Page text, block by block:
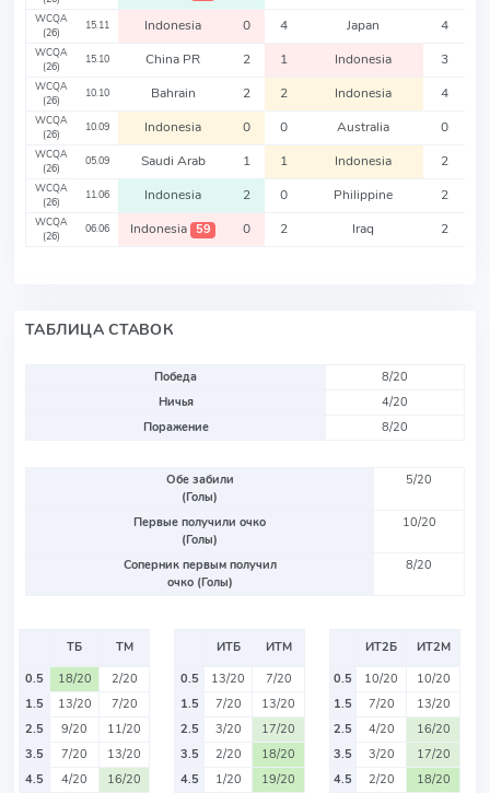
WCQA
(26)
15.11 Indonesia 0 4 Japan 4
WCQA
(26)
15.10 China PR 2 1 Indonesia 3
WCQA
(26)
10.10 Bahrain 2 2 Indonesia 4
WCQA
(26)
10.09 Indonesia 0 0 Australia 0
WCQA
(26)
05.09 Saudi Arab 1 1 Indonesia 2
WCQA
(26)
11.06 Indonesia 2 0 Philippine 2
WCQA
(26)
06.06 Indonesia 59 0 2 Iraq 2
ТАБЛИЦА СТАВОК
Победа
8/20
Ничья
4/20
Поражение
8/20
Обе забили
(Голы)
5/20
Первые получили очко
(Голы)
10/20
Соперник первым получил
очко (Голы)
8/20
ТБ
ТМ
0.5
18/20
2/20
1.5
13/20
7/20
2.5
9/20
11/20
3.5
7/20
13/20
4.5
4/20
16/20
ИТБ
ИТМ
0.5
13/20
7/20
1.5
7/20
13/20
2.5
3/20
17/20
3.5
2/20
18/20
4.5
1/20
19/20
ИТ2Б
ИТ2М
0.5
10/20
10/20
1.5
7/20
13/20
2.5
4/20
16/20
3.5
3/20
17/20
4.5
2/20
18/20